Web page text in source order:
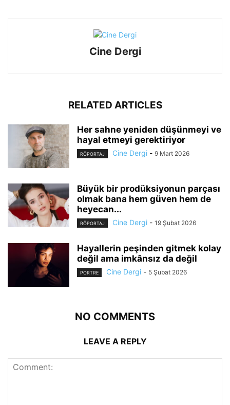
Cine Dergi
RELATED ARTICLES
Her sahne yeniden düşünmeyi ve
hayal etmeyi gerektiriyor
RÖPORTAJ Cine Dergi - 9 Mart 2026
Büyük bir prodüksiyonun parçası
olmak bana hem güven hem de
heyecan...
RÖPORTAJ Cine Dergi - 19 Şubat 2026
Hayallerin peşinden gitmek kolay
değil ama imkânsız da değil
PORTRE Cine Dergi - 5 Şubat 2026
NO COMMENTS
LEAVE A REPLY